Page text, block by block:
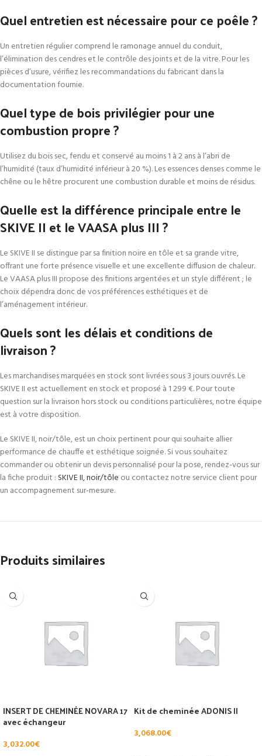
Quel entretien est nécessaire pour ce poêle ?
Un entretien régulier comprend le ramonage annuel du conduit,
l’élimination des cendres et le contrôle des joints et de la vitre. Pour les
pièces d’usure, vérifiez les recommandations du fabricant dans la
documentation fournie.
Quel type de bois privilégier pour une
combustion propre ?
Utilisez du bois sec, fendu et conservé au moins 1 à 2 ans à l’abri de
l’humidité (taux d’humidité inférieur à 20 %). Les essences denses comme le
chêne ou le hêtre procurent une combustion durable et moins de résidus.
Quelle est la différence principale entre le
SKIVE II et le VAASA plus III ?
Le SKIVE II se distingue par sa finition noire en tôle et sa grande vitre,
offrant une forte présence visuelle et une excellente diffusion de chaleur.
Le VAASA plus III propose des finitions argentées et un style différent ; le
choix dépendra donc de vos préférences esthétiques et de
l’aménagement intérieur.
Quels sont les délais et conditions de
livraison ?
Les marchandises marquées en stock sont livrées sous 3 jours ouvrés. Le
SKIVE II est actuellement en stock et proposé à 1 299 €. Pour toute
question sur la livraison hors stock ou conditions particulières, notre équipe
est à votre disposition.
Le SKIVE II, noir/tôle, est un choix pertinent pour qui souhaite allier
performance de chauffe et esthétique soignée. Si vous souhaitez
commander ou obtenir un devis personnalisé pour la pose, rendez-vous sur
la fiche produit : SKIVE II, noir/tôle ou contactez notre service client pour
un accompagnement sur-mesure.
Produits similaires
INSERT DE CHEMINÉE NOVARA 17
avec échangeur
3,032.00€
Kit de cheminée ADONIS II
3,068.00€